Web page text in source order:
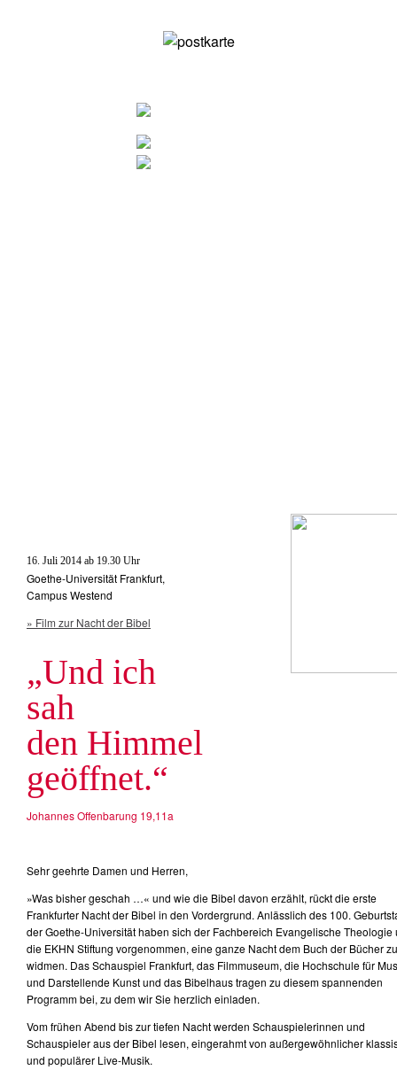
16. Juli 2014 ab 19.30 Uhr
Goethe-Universität Frankfurt,
Campus Westend
» Film zur Nacht der Bibel
„Und ich
sah
den Himmel
geöffnet.“
Johannes Offenbarung 19,11a
Sehr geehrte Damen und Herren,
»Was bisher geschah …« und wie die Bibel davon erzählt, rückt die erste
Frankfurter Nacht der Bibel in den Vordergrund. Anlässlich des 100.
der Goethe-Universität haben sich der Fachbereich Evangelische Theologie
die EKHN Stiftung vorgenommen, eine ganze Nacht dem Buch der Bücher zu
widmen. Das Schauspiel Frankfurt, das Filmmuseum, die Hochschule für
und Darstellende Kunst und das Bibelhaus tragen zu diesem spannenden
Programm bei, zu dem wir Sie herzlich einladen.
Vom frühen Abend bis zur tiefen Nacht werden Schauspielerinnen und
Schauspieler aus der Bibel lesen, eingerahmt von außergewöhnlicher
und populärer Live-Musik.